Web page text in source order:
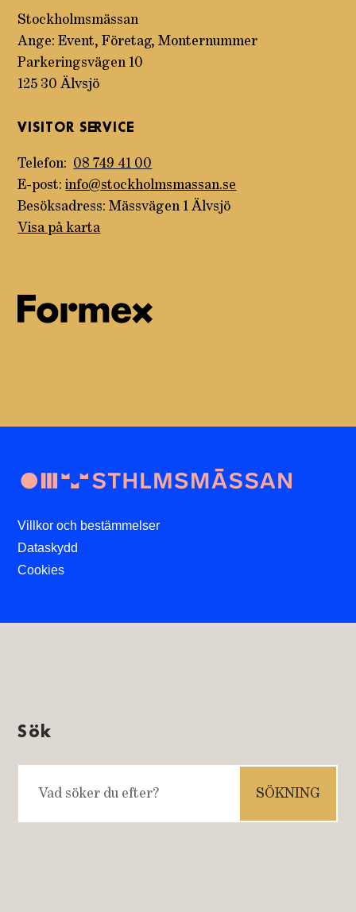
Stockholmsmässan
Ange: Event, Företag, Monternummer
Parkeringsvägen 10
125 30 Älvsjö
VISITOR SERVICE
Telefon: 08 749 41 00
E-post:info@stockholmsmassan.se
Besöksadress: Mässvägen 1 Älvsjö
Visa på karta
Villkor och bestämmelser
Dataskydd
Cookies
Sök
efter: